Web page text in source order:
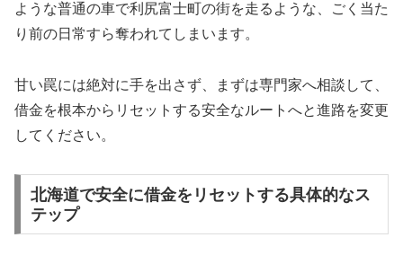
ような普通の車で利尻富士町の街を走るような、ごく当た
り前の日常すら奪われてしまいます。
甘い罠には絶対に手を出さず、まずは専門家へ相談して、
借金を根本からリセットする安全なルートへと進路を変更
してください。
北海道で安全に借金をリセットする具体的なス
テップ